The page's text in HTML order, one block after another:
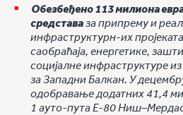
Обезбеђено 113 милиона
средставаза припрему и
инфраструктурн-их
саобраћаја, енергетике,
социјалне инфраструктуре
за Западни Балкан. У
одобравање додатних 41,4
1 ауто-пута Е-80